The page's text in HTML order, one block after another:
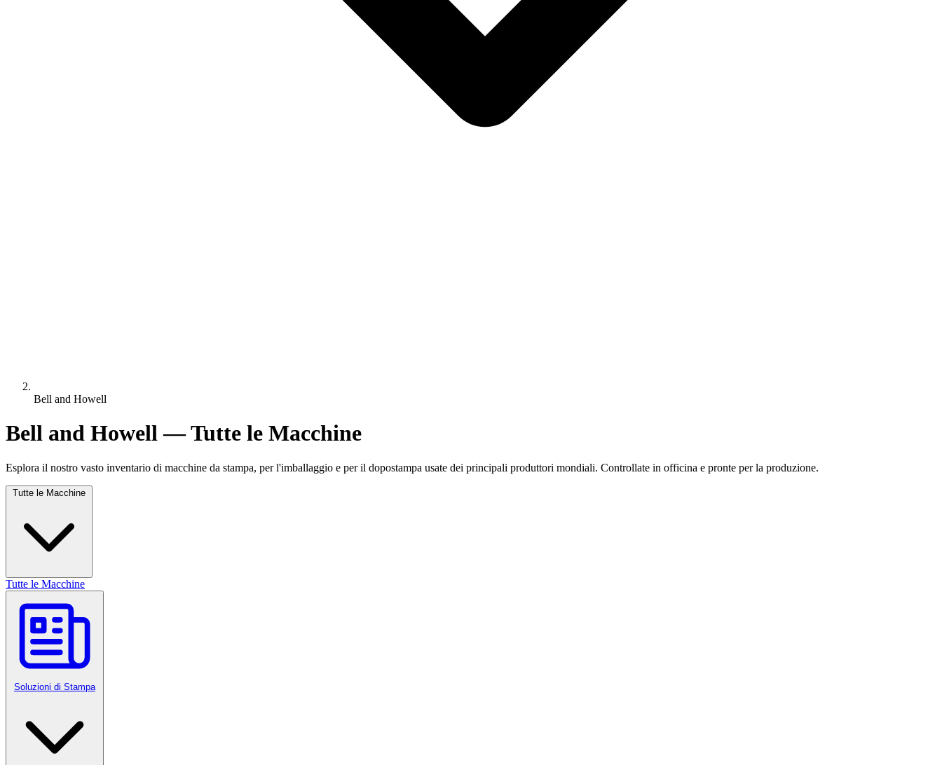
Bell and Howell
Bell and Howell — Tutte le Macchine
Esplora il nostro vasto inventario di macchine da stampa, per l'imballaggio e per il dopostampa usate dei principali produttori mondiali. Controllate in officina e pronte per la produzione.
Tutte le Macchine
Tutte le Macchine
Soluzioni di Stampa